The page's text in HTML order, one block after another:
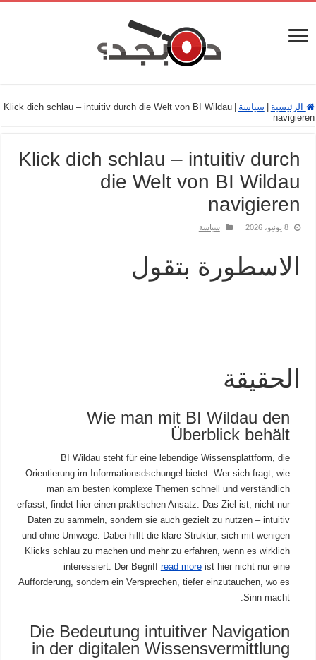
الرئيسية سياسة
Klick dich schlau – intuitiv durch die Welt von BI Wildau
navigieren
Klick dich schlau – intuitiv durch
die Welt von BI Wildau
navigieren
8 يونيو، 2026 سياسة
الاسطورة بتقول
الحقيقة
Wie man mit BI Wildau den
Überblick behält
BI Wildau steht für eine lebendige Wissensplattform, die
Orientierung im Informationsdschungel bietet. Wer sich fragt, wie
man am besten komplexe Themen schnell und verständlich
erfasst, findet hier einen praktischen Ansatz. Das Ziel ist, nicht nur
Daten zu sammeln, sondern sie auch gezielt zu nutzen – intuitiv
und ohne Umwege. Dabei hilft die klare Struktur, sich mit wenigen
Klicks schlau zu machen und mehr zu erfahren, wenn es wirklich
interessiert. Der Begriff read moreist hier nicht nur eine
Aufforderung, sondern ein Versprechen, tiefer einzutauchen, wo es
Sinn macht.
Die Bedeutung intuitiver Navigation
in der digitalen Wissensvermittlung